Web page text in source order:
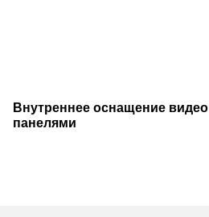
Внутреннее оснащение видео
панелями